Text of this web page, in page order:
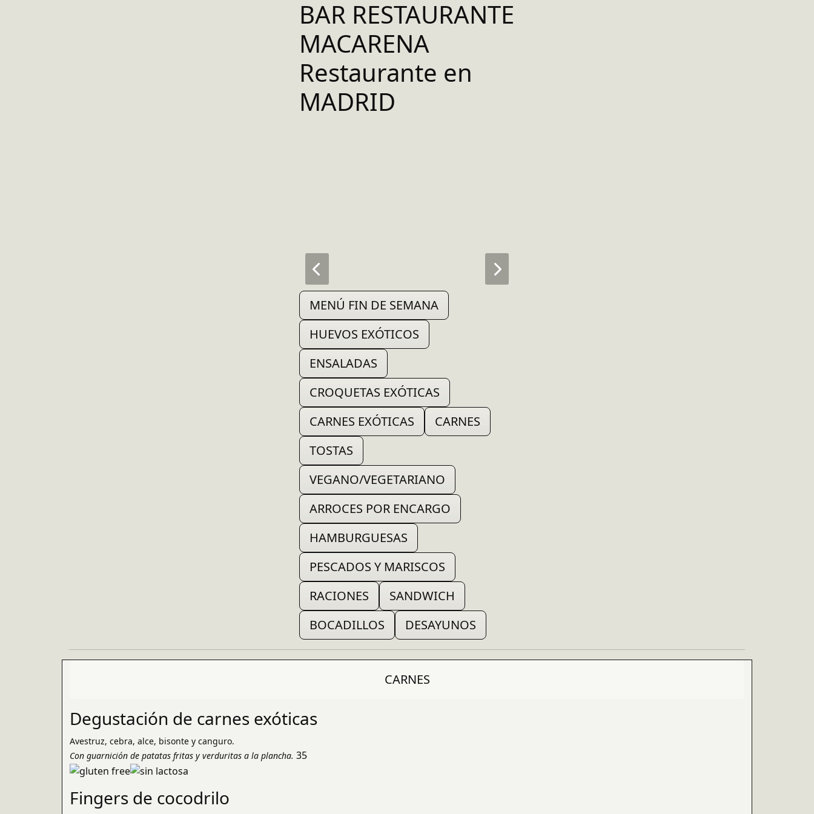
BAR RESTAURANTE
MACARENA
Restaurante en
MADRID
MENÚ FIN DE SEMANA
HUEVOS EXÓTICOS
ENSALADAS
CROQUETAS EXÓTICAS
CARNES EXÓTICAS
CARNES
TOSTAS
VEGANO/VEGETARIANO
ARROCES POR ENCARGO
HAMBURGUESAS
PESCADOS Y MARISCOS
RACIONES
SANDWICH
BOCADILLOS
DESAYUNOS
CARNES
Degustación de carnes exóticas
Avestruz, cebra, alce, bisonte y canguro.
Con guarnición de patatas fritas y verduritas a la plancha. 35
Fingers de cocodrilo